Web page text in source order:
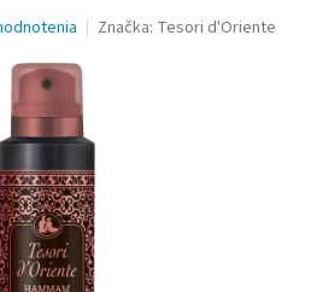
Značka: Tesori d'Oriente